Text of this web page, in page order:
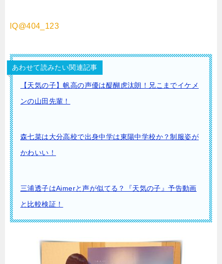
lQ@404_123
あわせて読みたい関連記事
【天気の子】帆高の声優は醍醐虎汰朗！兄こまでイケメ
ンの山田先輩！
森七菜は大分高校で出身中学は東陽中学校か？制服姿が
かわいい！
三浦透子はAimerと声が似てる？『天気の子』予告動画
と比較検証！